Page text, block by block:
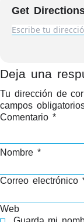
Get
Deja una
Tu dirección de
campos
Comentario *
Nombre *
Correo electrónico
Web